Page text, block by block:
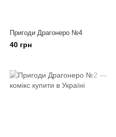
Пригоди Драгонеро №4
40 грн